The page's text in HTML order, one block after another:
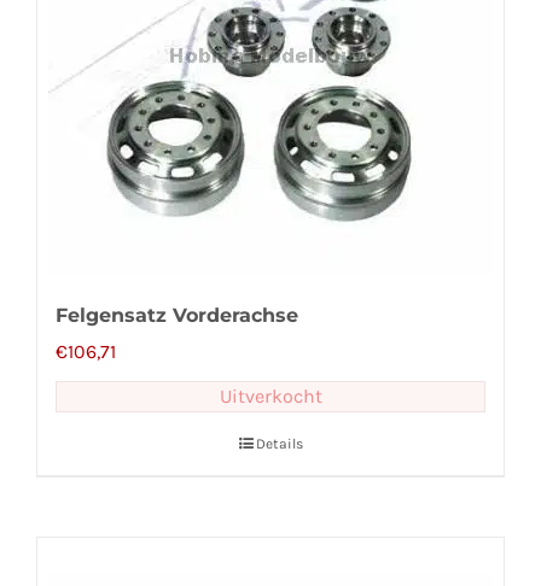
Felgensatz Vorderachse
€106,71
Uitverkocht
Details